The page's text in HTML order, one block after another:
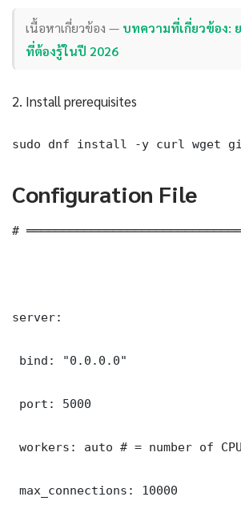
เนื้อหาเกี่ยวข้อง — บทความที่เกี่ยวข้อง:
ที่ต้องรู้ในปี 2026
2. Install prerequisites
sudo dnf install -y curl wget
Configuration File
#
server:
bind: "0.0.0.0"
port: 5000
workers: auto # = number of
max_connections: 10000